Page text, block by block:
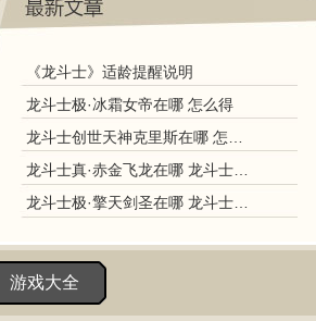
《龙斗士》适龄提醒说明
龙斗士极·冰霜女帝在哪 怎么得
龙斗士创世天神克里斯在哪 怎么得
龙斗士真·赤金飞龙在哪 龙斗士真·赤金飞龙怎么得
龙斗士极·擎天剑圣在哪 龙斗士极·擎天剑圣怎么得
游戏大全